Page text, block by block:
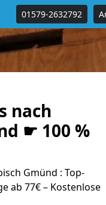
01579-2632792
nach
☛ 100 %
Gmünd : Top-
ab 77€ – Kostenlose